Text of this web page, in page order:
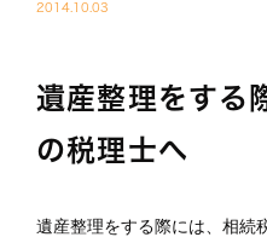
2014.10.03
遺産整理をする
の税理士へ
遺産整理をする際には、相続